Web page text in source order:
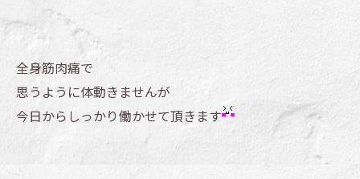
全身筋肉痛で
思うように体動きませんが
今日からしっかり働かせて頂きます